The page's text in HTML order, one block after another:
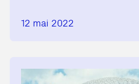
12 mai 2022